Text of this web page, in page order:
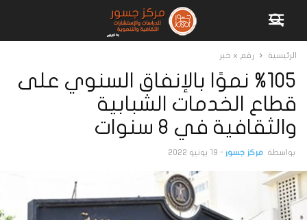
الرئيسية رقم x خبر
%105 نموًا بالإنفاق السنوي على
قطاع الخدمات الشبابية
والثقافية في 8 سنوات
بواسطة مركز جسور - 19 يونيو 2022